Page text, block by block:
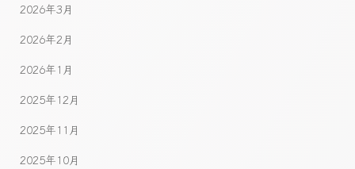
2026年3月
2026年2月
2026年1月
2025年12月
2025年11月
2025年10月